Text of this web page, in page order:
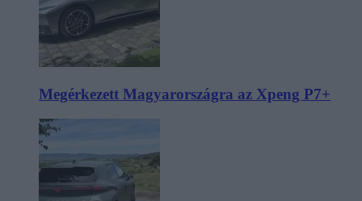
Megérkezett Magyarországra az Xpeng P7+